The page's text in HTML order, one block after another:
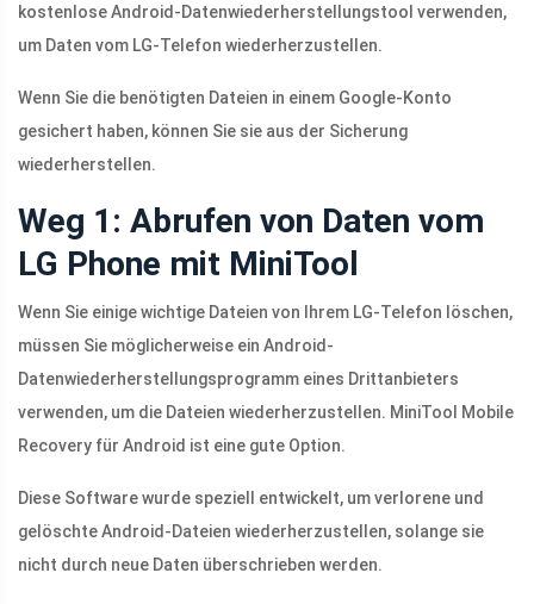
kostenlose Android-Datenwiederherstellungstool verwenden,
um Daten vom LG-Telefon wiederherzustellen.
Wenn Sie die benötigten Dateien in einem Google-Konto
gesichert haben, können Sie sie aus der Sicherung
wiederherstellen.
Weg 1: Abrufen von Daten vom
LG Phone mit MiniTool
Wenn Sie einige wichtige Dateien von Ihrem LG-Telefon löschen,
müssen Sie möglicherweise ein Android-
Datenwiederherstellungsprogramm eines Drittanbieters
verwenden, um die Dateien wiederherzustellen. MiniTool Mobile
Recovery für Android ist eine gute Option.
Diese Software wurde speziell entwickelt, um verlorene und
gelöschte Android-Dateien wiederherzustellen, solange sie
nicht durch neue Daten überschrieben werden.